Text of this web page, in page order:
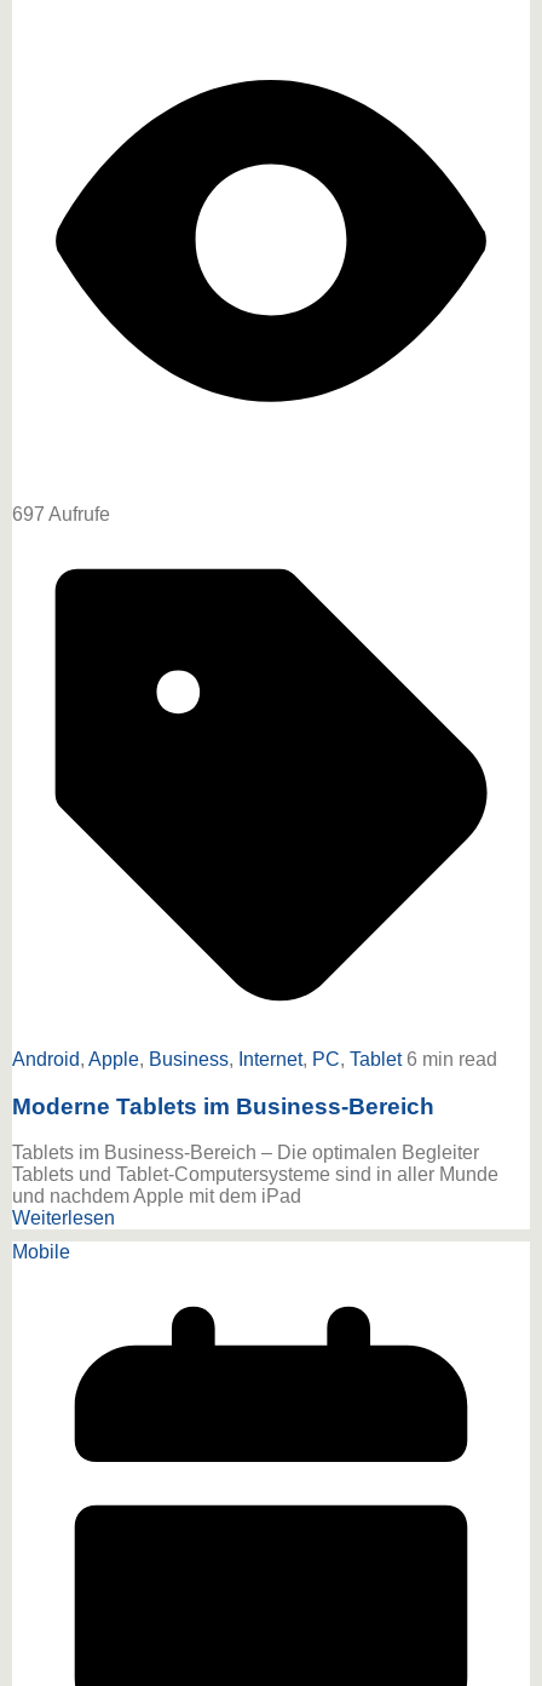
697 Aufrufe
Android, Apple, Business, Internet, PC, Tablet 6 min read
Moderne Tablets im Business-Bereich
Tablets im Business-Bereich – Die optimalen Begleiter
Tablets und Tablet-Computersysteme sind in aller Munde
und nachdem Apple mit dem iPad
Weiterlesen
Mobile